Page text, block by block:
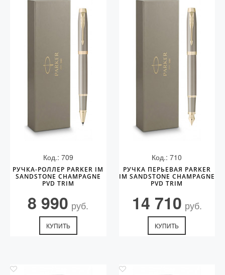
Код.: 709
РУЧКА-РОЛЛЕР PARKER IM
SANDSTONE CHAMPAGNE
PVD TRIM
8 990 руб.
КУПИТЬ
Код.: 710
РУЧКА ПЕРЬЕВАЯ PARKER
IM SANDSTONE CHAMPAGNE
PVD TRIM
14 710 руб.
КУПИТЬ